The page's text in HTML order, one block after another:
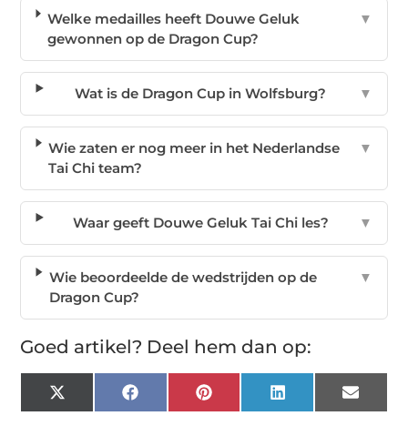
Welke medailles heeft Douwe Geluk
gewonnen op de Dragon Cup?
▼
Wat is de Dragon Cup in Wolfsburg? ▼
Wie zaten er nog meer in het Nederlandse
Tai Chi team?
▼
Waar geeft Douwe Geluk Tai Chi les? ▼
Wie beoordeelde de wedstrijden op de
Dragon Cup?
▼
Goed artikel? Deel hem dan op:
X
(Twitter)
Facebook Pinterest LinkedIn Email